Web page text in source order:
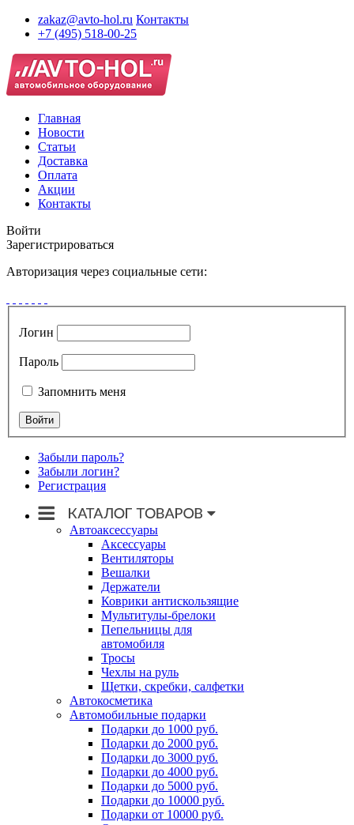
zakaz@avto-hol.ru Контакты
+7 (495) 518-00-25
Главная
Новости
Статьи
Доставка
Оплата
Акции
Контакты
Войти
Зарегистрироваться
Авторизация через социальные сети:
Логин
Пароль
Запомнить меня
Забыли пароль?
Забыли логин?
Регистрация
Автоаксессуары
Аксессуары
Вентиляторы
Вешалки
Держатели
Коврики антискользящие
Мультитулы-брелоки
Пепельницы для
автомобиля
Тросы
Чехлы на руль
Щетки, скребки, салфетки
Автокосметика
Автомобильные подарки
Подарки до 1000 руб.
Подарки до 2000 руб.
Подарки до 3000 руб.
Подарки до 4000 руб.
Подарки до 5000 руб.
Подарки до 10000 руб.
Подарки от 10000 руб.